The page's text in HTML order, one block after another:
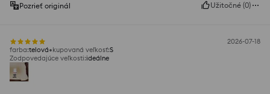
Pozrieť originál
Užitočné (0)
2026-07-18
farba:telová kupovaná veľkosť:S
Zodpovedajúce veľkosti:ideálne